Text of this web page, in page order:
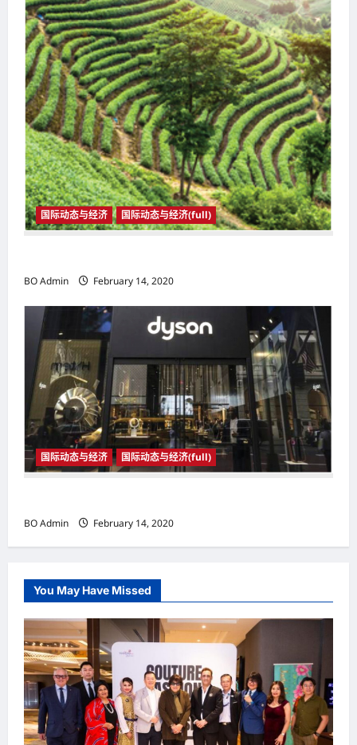
国际动态与经济 国际动态与经济(full)
BO Admin February 14, 2020
国际动态与经济 国际动态与经济(full)
BO Admin February 14, 2020
You May Have Missed